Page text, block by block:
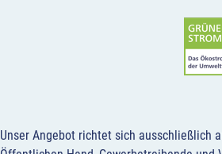
Unser Angebot richtet sich ausschließlich